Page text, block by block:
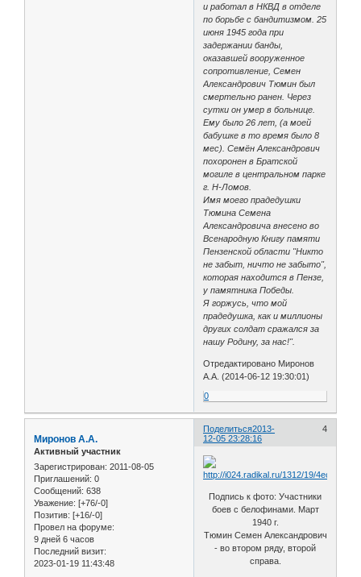
и работал в НКВД в отделе
по борьбе с бандитизмом. 25
июня 1945 года при
задержании банды,
оказавшей вооруженное
сопротивление, Семен
Александрович Тюмин был
смертельно ранен. Через
сутки он умер в больнице.
Ему было 26 лет, (а моей
бабушке в то время было 8
мес). Семён Александрович
похоронен в Братской
могиле в центральном парке
г. Н-Ломов.
Имя моего прадедушки
Тюмина Семена
Александровича внесено во
Всенародную Книгу памяти
Пензенской области "Никто
не забыт, ничто не забыто",
которая находится в Пензе,
у памятника Победы.
Я горжусь, что мой
прадедушка, как и миллионы
других солдат сражался за
нашу Родину, за нас!".
Отредактировано Миронов
А.А. (2014-06-12 19:30:01)
0
Поделиться 4
2013-
12-05 23:28:16
Миронов А.А.
Активный участник
Зарегистрирован: 2011-08-05
Приглашений: 0
Сообщений: 638
Уважение: [+76/-0]
Позитив: [+16/-0]
Провел на форуме:
9 дней 6 часов
Последний визит:
2023-01-19 11:43:48
Подпись к фото: Участники
боев с белофинами. Март
1940 г.
Тюмин Семен Александрович
- во втором ряду, второй
справа.